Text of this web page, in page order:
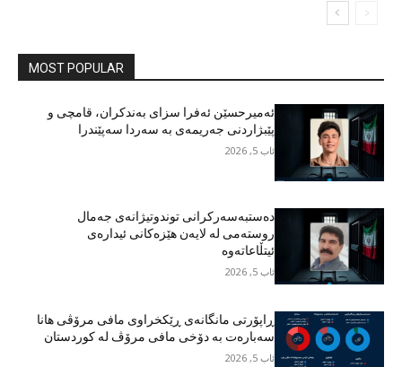
MOST POPULAR
ئەمیرحسێن ئەفرا سزای بەندکران، قامچی و
پێبژاردنی جەریمەی بە سەردا سەپێندرا
ئاب 5, 2026
دەستبەسەرکرانی توندوتیژانەی جەمال
روستەمی لە لایەن هێزەکانی ئیدارەی
ئیتڵاعاتەوە
ئاب 5, 2026
ڕاپۆرتی مانگانەی ڕێکخراوی مافی مرۆڤی هانا
سەبارەت بە دۆخی مافی مرۆڤ لە کوردستان
ئاب 5, 2026